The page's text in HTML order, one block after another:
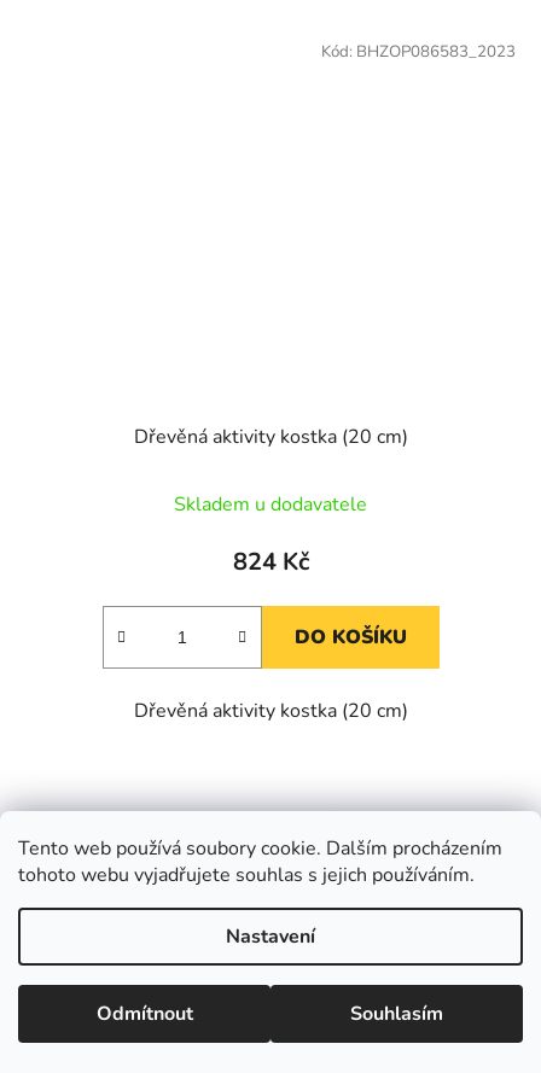
Tento web používá soubory cookie. Dalším procházením
tohoto webu vyjadřujete souhlas s jejich používáním.
Nastavení
Odmítnout Souhlasím
Dřevěná aktivity kostka (20 cm)
Skladem u dodavatele
824 Kč
DO KOŠÍKU
Dřevěná aktivity kostka (20 cm)
Kód: BHZOP086583_2023
Kód:BHZOP086578_2023